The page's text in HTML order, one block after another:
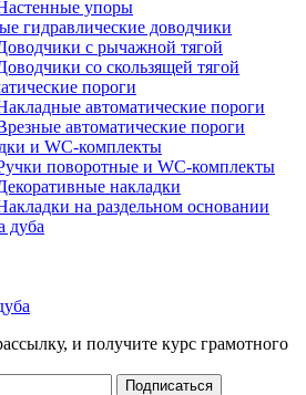
упоры
гидравлические доводчики
с рычажной тягой
со скользящей тягой
пороги
автоматические пороги
автоматические пороги
и WC-комплекты
поворотные и WC-комплекты
накладки
на раздельном основании
дуба
и получите курс грамотного